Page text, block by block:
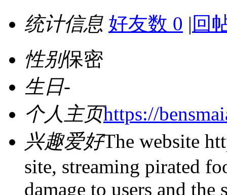
统计信息 好友数 0 | 回
性别保密
生日-
个人主页https://
兴趣爱好The website
site, streaming pirated
damage to users and